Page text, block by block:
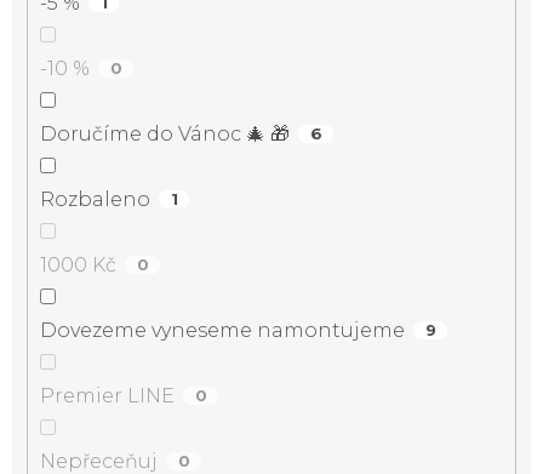
-10 % 0
Doručíme do Vánoc 🎄 🎁 6
Rozbaleno 1
1000 Kč 0
Dovezeme vyneseme namontujeme 9
Premier LINE 0
Nepřeceňuj 0